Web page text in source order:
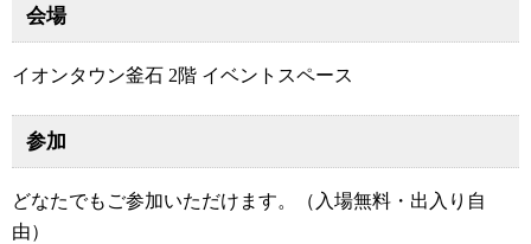
会場
イオンタウン釜石 2階 イベントスペース
参加
どなたでもご参加いただけます。（入場無料・出入り自
由）